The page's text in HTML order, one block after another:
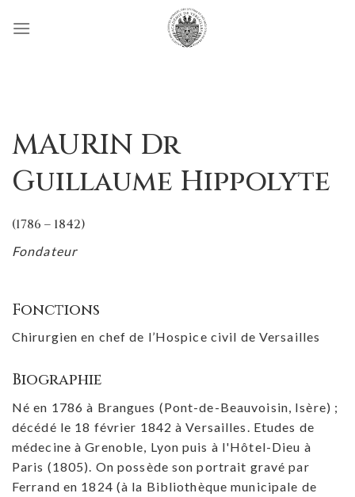
MAURIN Dr
Guillaume Hippolyte
(1786 – 1842)
Fondateur
Fonctions
Chirurgien en chef de l’Hospice civil de Versailles
Biographie
Né en 1786 à Brangues (Pont-de-Beauvoisin, Isère) ;
décédé le 18 février 1842 à Versailles. Etudes de
médecine à Grenoble, Lyon puis à l'Hôtel-Dieu à
Paris (1805). On possède son portrait gravé par
Ferrand en 1824 (à la Bibliothèque municipale de